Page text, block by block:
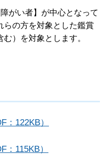
がい者】が中心となって
らの方を対象とした鑑賞
）を対象とします。
122KB）
115KB）